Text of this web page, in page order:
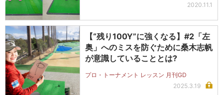
2020.11.1
【“残り100Y”に強くなる】#2「左
奥」へのミスを防ぐために桑木志帆
が意識していることとは?
プロ・トーナメント レッスン 月刊GD
2025.3.19